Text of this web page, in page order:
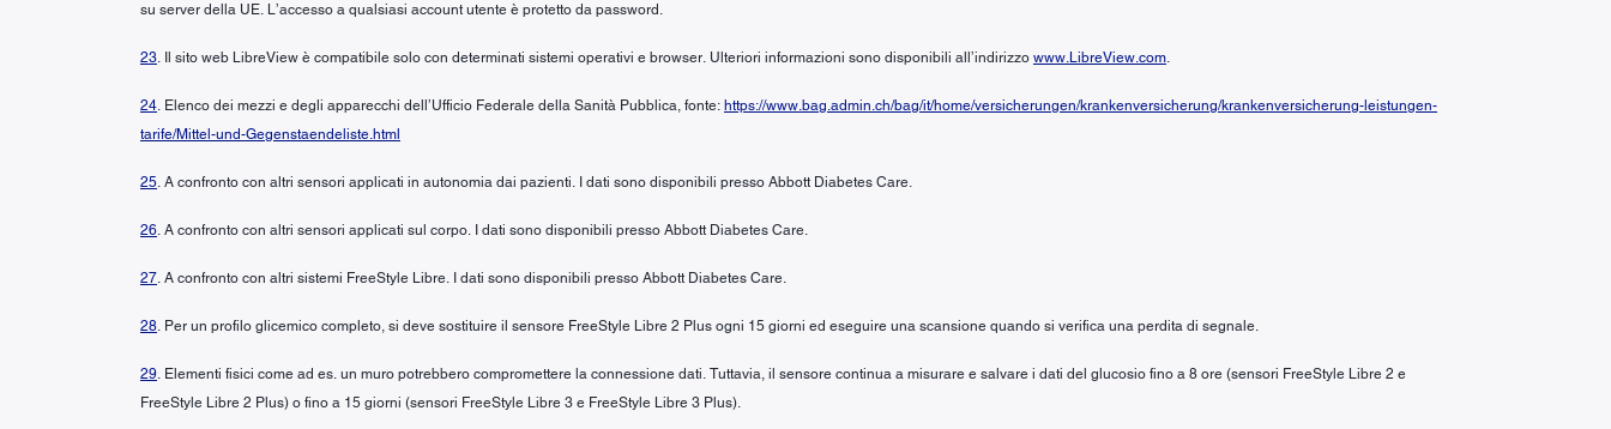
su server della UE. L’accesso a qualsiasi account utente è protetto da password.
23. Il sito web LibreView è compatibile solo con determinati sistemi operativi e browser. Ulteriori informazioni sono disponibili all’indirizzo www.LibreView.com.
24. Elenco dei mezzi e degli apparecchi dell’Ufficio Federale della Sanità Pubblica, fonte: https://www.bag.admin.ch/bag/it/home/versicherungen/krankenversicherung/krankenversicherung-leistungen-
tarife/Mittel-und-Gegenstaendeliste.html
25. A confronto con altri sensori applicati in autonomia dai pazienti. I dati sono disponibili presso Abbott Diabetes Care.
26. A confronto con altri sensori applicati sul corpo. I dati sono disponibili presso Abbott Diabetes Care.
27. A confronto con altri sistemi FreeStyle Libre. I dati sono disponibili presso Abbott Diabetes Care.
28. Per un profilo glicemico completo, si deve sostituire il sensore FreeStyle Libre 2 Plus ogni 15 giorni ed eseguire una scansione quando si verifica una perdita di segnale.
29. Elementi fisici come ad es. un muro potrebbero compromettere la connessione dati. Tuttavia, il sensore continua a misurare e salvare i dati del glucosio fino a 8 ore (sensori FreeStyle Libre 2 e
FreeStyle Libre 2 Plus) o fino a 15 giorni (sensori FreeStyle Libre 3 e FreeStyle Libre 3 Plus).